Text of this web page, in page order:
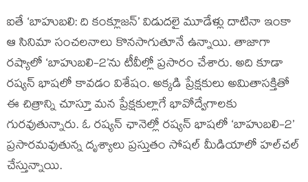
ఐతే ‘బాహుబలి: ది కంక్లూజన్’ విడుదలై మూడేళ్లు దాటినా ఇంకా
ఆ సినిమా సంచలనాలు కొనసాగుతూనే ఉన్నాయి. తాజాగా
రష్యాలో ‘బాహుబలి-2’ను టీవీల్లో ప్రసారం చేశారు. అది కూడా
రష్యన్ భాషలో కావడం విశేషం. అక్కడి ప్రేక్షకులు అమితాసక్తితో
ఈ చిత్రాన్ని చూస్తూ మన ప్రేక్షకుల్లాగే భావోద్వేగాలకు
గురవుతున్నారు. ఓ రష్యన్ ఛానెల్లో రష్యన్ భాషలో ‘బాహుబలి-2’
ప్రసారమవుతున్న దృశ్యాలు ప్రస్తుతం సోషల్ మీడియాలో హల్‌చల్
చేస్తున్నాయి.